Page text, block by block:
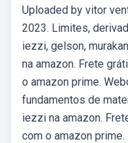
Uploaded by vitor
2023. Limites,
iezzi, gelson,
na amazon. Frete
o amazon prime.
fundamentos de
iezzi na amazon.
com o amazon